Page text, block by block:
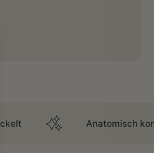
Anatomisch korrekt